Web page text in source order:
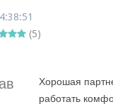
(5)
Хорошая
работать